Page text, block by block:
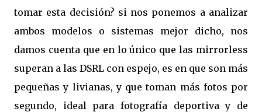
tomar esta decisión? si nos ponemos a analizar
ambos modelos o sistemas mejor dicho, nos
damos cuenta que en lo único que las mirrorless
superan a las DSRL con espejo, es en que son más
pequeñas y livianas, y que toman más fotos por
segundo, ideal para fotografía deportiva y de